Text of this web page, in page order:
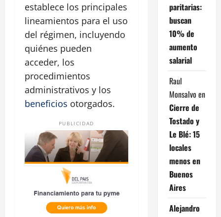
establece los principales
lineamientos para el uso
del régimen, incluyendo
quiénes pueden
acceder, los
procedimientos
administrativos y los
beneficios otorgados.
PUBLICIDAD
paritarias:
buscan
10% de
aumento
salarial
Raul
Monsalvo en
Cierre de
Tostado y
Le Blé: 15
locales
menos en
Buenos
Aires
Alejandro